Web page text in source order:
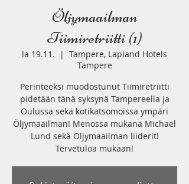
Öljymaailman
Tiimiretriitti (1)
la 19.11.
  |
Tampere, Lapland Hotels
Tampere
Perinteeksi muodostunut Tiimiretriitti
pidetään tänä syksynä Tampereella ja
Oulussa sekä kotikatsomoissa ympäri
Öljymaailman! Menossa mukana Michael
Lund sekä Öljymaailman liiderit!
Tervetuloa mukaan!